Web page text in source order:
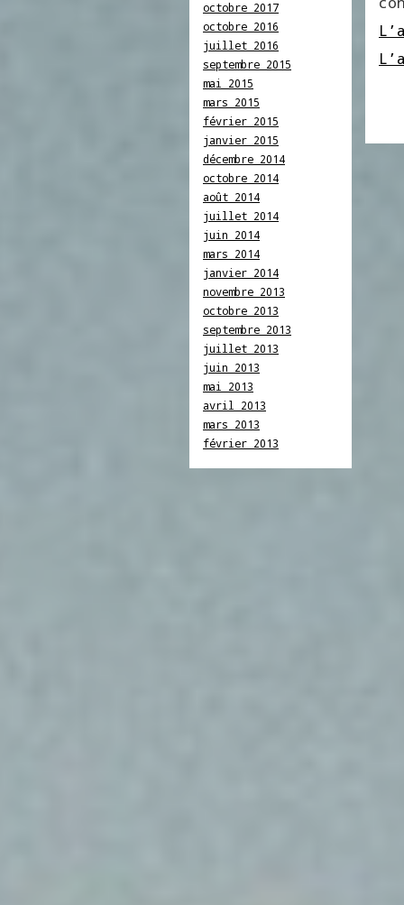
octobre 2017
octobre 2016
juillet 2016
septembre 2015
mai 2015
mars 2015
février 2015
janvier 2015
décembre 2014
octobre 2014
août 2014
juillet 2014
juin 2014
mars 2014
janvier 2014
novembre 2013
octobre 2013
septembre 2013
juillet 2013
juin 2013
mai 2013
avril 2013
mars 2013
février 2013